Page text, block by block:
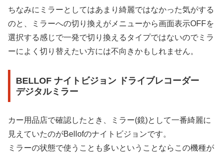
ちなみにミラーとしてはあまり綺麗ではなかった気がする
のと、ミラーへの切り換えがメニューから画面表示OFFを
選択する感じで一発で切り換えるタイプではないのでミラ
ーによく切り替えたい方には不向きかもしれません。
BELLOF ナイトビジョン ドライブレコーダー
デジタルミラー
カー用品店で確認したとき、ミラー(鏡)として一番綺麗に
見えていたのがBellofのナイトビジョンです。
ミラーの状態で使うことも多いということならこの機種が